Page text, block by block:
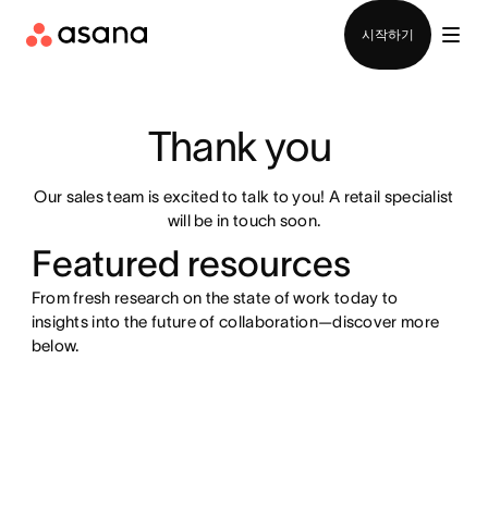
시작하기
Thank you
Our sales team is excited to talk to you! A retail specialist
will be in touch soon.
Featured resources
From fresh research on the state of work today to
insights into the future of collaboration—discover more
below.